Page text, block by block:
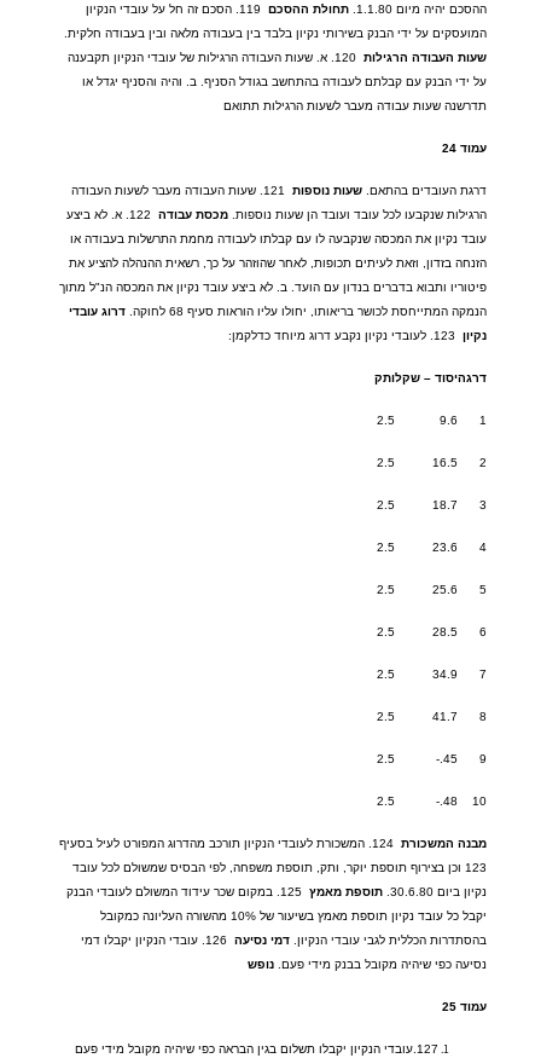
ההסכם יהיה מיום
תחולת ההסכם 119.
הסכם זה חל על עובדי הנקיון
המועסקים על ידי הבנק בשירותי נקיון בלבד בין בעבודה מלאה ובין בעבודה חלקית
שעות העבודה הרגילות 120. א שעות העבודה הרגילות של עובדי הנקיון תקבענה
על ידי הבנק עם קבלתם לעבודה בהתחשב בגודל הסניף
ב
והיה והסניף יגדל או
תדרשנה שעות עבודה מעבר לשעות הרגילות תתואם
עמוד
דרגת העובדים בהתאם שעות נוספות 121.
שעות העבודה מעבר לשעות העבודה
הרגילות שנקבעו לכל עובד ועובד הן שעות נוספות מכסת עבודה 122. א לא ביצע
עובד נקיון את המכסה שנקבעה לו עם קבלתו לעבודה מחמת התרשלות בעבודה או
הזנחה בזדון
וזאת לעיתים תכופות לאחר שהוזהר על כך רשאית ההנהלה להציע את
פיטוריו ותבוא בדברים בנדון עם הועד
ב לא ביצע עובד נקיון את המכסה הנ"ל מתוך
הנמקה המתייחסת לכושר בריאותו
יחולו עליו הוראות סעיף לחוקה דרוג עובדי
נקיון
123. לעובדי נקיון נקבע דרוג מיוחד כדלקמן:
דרגהיסוד – שקלותק
1
9.6
2.5
2
16.5
2.5
3
18.7
2.5
4
23.6
2.5
5
25.6
2.5
6
28.5
2.5
7
34.9
2.5
8
41.7
2.5
9
45.-
2.5
10
48.-
2.5
מבנה המשכורת 124.
המשכורת לעובדי הנקיון תורכב מהדרוג המפורט לעיל בסעיף
123 וכן בצירוף תוספת יוקר ותק תוספת משפחה לפי הבסיס שמשולם לכל עובד
נקיון ביום
תוספת מאמץ 125.
במקום שכר עידוד המשולם לעובדי הבנק
יקבל כל עובד נקיון תוספת מאמץ בשיעור של
מהשורה העליונה כמקובל
בהסתדרות הכללית לגבי עובדי הנקיון דמי נסיעה 126.
עובדי הנקיון יקבלו דמי
נסיעה כפי שיהיה מקובל בבנק מידי פעם נופש
עמוד
127. עובדי הנקיון יקבלו תשלום בגין הבראה כפי שיהיה מקובל מידי פעם